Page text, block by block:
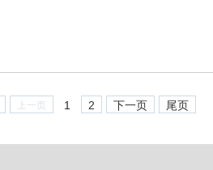
上一页 1 2 下一页 尾页